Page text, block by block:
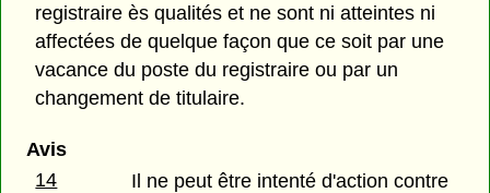
registraire ès qualités et ne sont ni atteintes ni
affectées de quelque façon que ce soit par une
vacance du poste du registraire ou par un
changement de titulaire.
Avis
14
Il ne peut être intenté d'action contre